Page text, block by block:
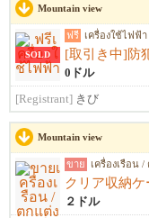
Mountain view
SOLD
ฟรี เครื่องใช้ไฟฟ้า
[取引き中]防
0ドル
[Registrant] きび
Mountain view
ขาย เครื่องเรือน
クリア収納ケ
２ドル